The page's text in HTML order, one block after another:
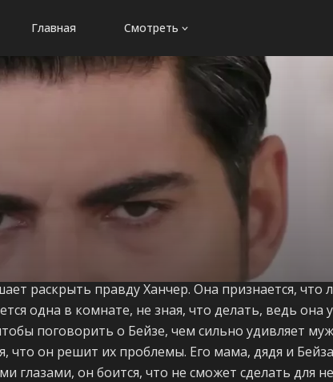
Главная Смотреть
раскрыть правду Ханчер. Она признается, что
одна в комнате, не зная, что делать, ведь она
поговорить о Бейзе, чем сильно удивляет
что он решит их проблемы. Его мама, дядя и
глазами, он боится, что не сможет сделать для